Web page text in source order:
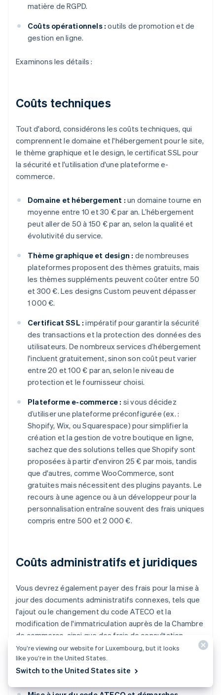
matière de RGPD.
Coûts opérationnels : outils de promotion et de
gestion en ligne.
Examinons les détails :
Coûts techniques
Tout d'abord, considérons les coûts techniques, qui
comprennent le domaine et l'hébergement pour le site,
le thème graphique et le design, le certificat SSL pour
la sécurité et l'utilisation d'une plateforme e-
commerce.
Domaine et hébergement : un domaine tourne en
moyenne entre 10 et 30 € par an. L’hébergement
peut aller de 50 à 150 € par an, selon la qualité et
évolutivité du service.
Thème graphique et design : de nombreuses
plateformes proposent des thèmes gratuits, mais
les thèmes suppléments peuvent coûter entre 50
et 300 €. Les designs Custom peuvent dépasser
1 000 €.
Certificat SSL : impératif pour garantir la sécurité
des transactions et la protection des données des
utilisateurs. De nombreux services d’hébergement
l'incluent gratuitement, sinon son coût peut varier
entre 20 et 100 € par an, selon le niveau de
protection et le fournisseur choisi.
Plateforme e-commerce : si vous décidez
d’utiliser une plateforme préconfigurée (ex. :
Shopify, Wix, ou Squarespace) pour simplifier la
création et la gestion de votre boutique en ligne,
sachez que des solutions telles que Shopify sont
proposées à partir d'environ 25 € par mois, tandis
que d'autres, comme WooCommerce, sont
gratuites mais nécessitent des plugins payants. Le
recours à une agence ou à un développeur pour la
personnalisation entraîne souvent des frais uniques
compris entre 500 et 2 000 €.
Coûts administratifs et juridiques
Vous devrez également payer des frais pour la mise à
jour des documents administratifs connexes, tels que
l'ajout ou le changement du code ATECO et la
modification de l'immatriculation auprès de la Chambre
de commerce, ainsi que des frais de consultation
juridique spécifique visant à de préparer les avis,
conditions générales et politiques en matière de
cookies.
You’re viewing our website for Luxembourg, but it looks
like you’re in the United States.
Switch to the United States site